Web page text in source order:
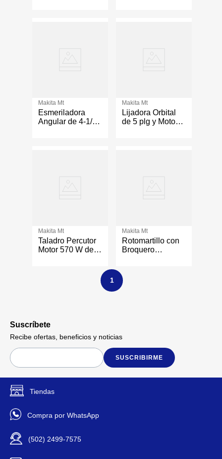
Makita Mt
Esmeriladora
Angular de 4-1/2
Makita Mt
Lijadora Orbital
de 5 plg y Motor
Makita Mt
Taladro Percutor
Motor 570 W de
Makita Mt
Rotomartillo con
Broquero
RPM
1
Suscríbete
Recibe ofertas, beneficios y noticias
SUSCRIBIRME
Tiendas
Compra por WhatsApp
(502) 2499-7575